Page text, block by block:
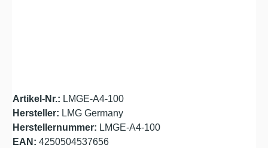
Artikel-Nr.: LMGE-A4-100
Hersteller: LMG Germany
Herstellernummer: LMGE-A4-100
EAN: 4250504537656